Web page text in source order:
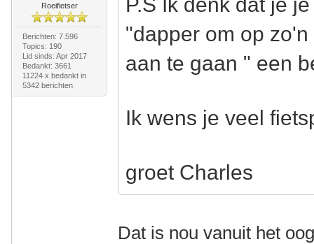
Roeifietser
Berichten: 7.596
Topics: 190
Lid sinds: Apr 2017
Bedankt: 3661
11224 x bedankt in
5342 berichten
"dapper om op
aan te gaan " een
Ik wens je veel
groet Charles
Dat is nou vanuit het